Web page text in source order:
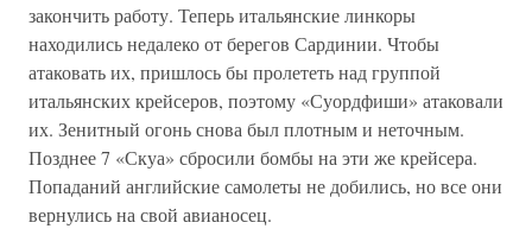
закончить работу. Теперь итальянские линкоры
находились недалеко от берегов Сардинии. Чтобы
атаковать их, пришлось бы пролететь над группой
итальянских крейсеров, поэтому «Суордфиши» атаковали
их. Зенитный огонь снова был плотным и неточным.
Позднее 7 «Скуа» сбросили бомбы на эти же крейсера.
Попаданий английские самолеты не добились, но все они
вернулись на свой авианосец.